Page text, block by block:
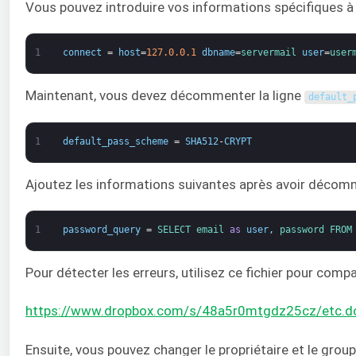
Vous pouvez introduire vos informations spécifiques
1 connect = host=127.0.0.1 dbname=servermail user=
Maintenant, vous devez décommenter la ligne
1 default_pass_scheme = SHA512 -CRYPT
Ajoutez les informations suivantes après avoir
1 password_query = SELECT email as user, password
Pour détecter les erreurs, utilisez ce fichier pour
https://www.dropbox.com/s/48a5r0mtgdz25cz/
Ensuite, vous pouvez changer le propriétaire et le